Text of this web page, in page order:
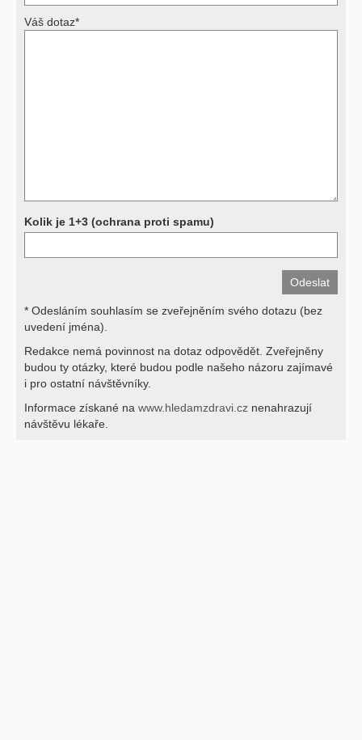
Výsledky vyšetření
Váš dotaz*
Kolik je 1+3 (ochrana proti spamu)
* Odesláním souhlasím se zveřejněním svého dotazu (bez
uvedení jména).
Redakce nemá povinnost na dotaz odpovědět. Zveřejněny
budou ty otázky, které budou podle našeho názoru zajímavé
i pro ostatní návštěvníky.
Informace získané na www.hledamzdravi.cz nenahrazují
návštěvu lékaře.